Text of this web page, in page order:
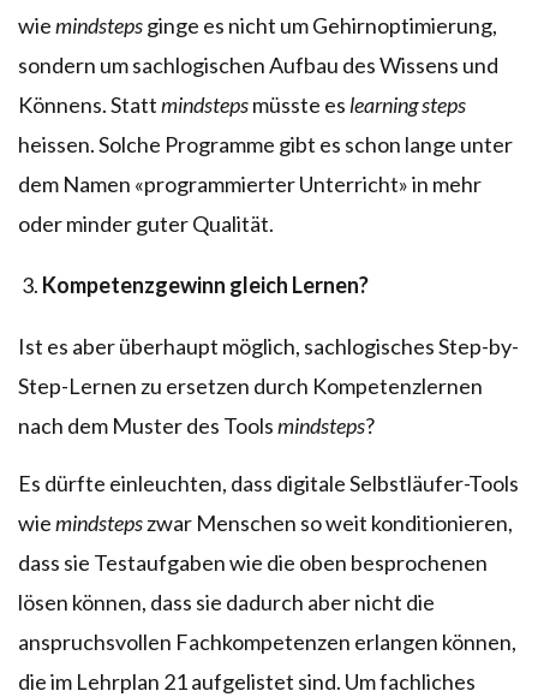
wiemindstepsginge es nicht um Gehirnoptimierung,
sondern um sachlogischen Aufbau des Wissens und
Könnens. Stattmindstepsmüsste es learning steps
heissen. Solche Programme gibt es schon lange unter
dem Namen «programmierter Unterricht» in mehr
oder minder guter Qualität.
Kompetenzgewinn gleich Lernen?
Ist es aber überhaupt möglich, sachlogisches Step-by-
Step-Lernen zu ersetzen durch Kompetenzlernen
nach dem Muster des Toolsmindsteps?
Es dürfte einleuchten, dass digitale Selbstläufer-Tools
wiemindstepszwar Menschen so weit konditionieren,
dass sie Testaufgaben wie die oben besprochenen
lösen können, dass sie dadurch aber nicht die
anspruchsvollen Fachkompetenzen erlangen können,
die im Lehrplan 21 aufgelistet sind. Um fachliches